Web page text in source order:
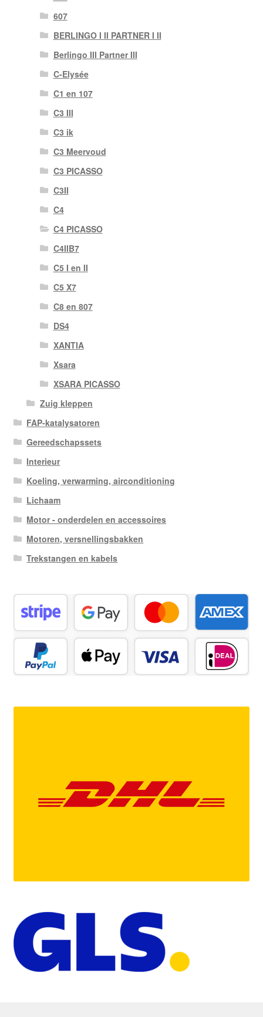
607
BERLINGO I II PARTNER I II
Berlingo III Partner III
C-Elysée
C1 en 107
C3 III
C3 ik
C3 Meervoud
C3 PICASSO
C3II
C4
C4 PICASSO
C4IIB7
C5 I en II
C5 X7
C8 en 807
DS4
XANTIA
Xsara
XSARA PICASSO
Zuig kleppen
FAP-katalysatoren
Gereedschapssets
Interieur
Koeling, verwarming, airconditioning
Lichaam
Motor - onderdelen en accessoires
Motoren, versnellingsbakken
Trekstangen en kabels